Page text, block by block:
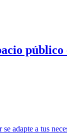
adapte a tus